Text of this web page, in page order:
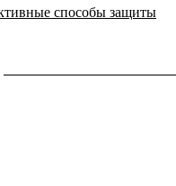
способы защиты